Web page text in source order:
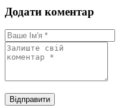
Додати коментар